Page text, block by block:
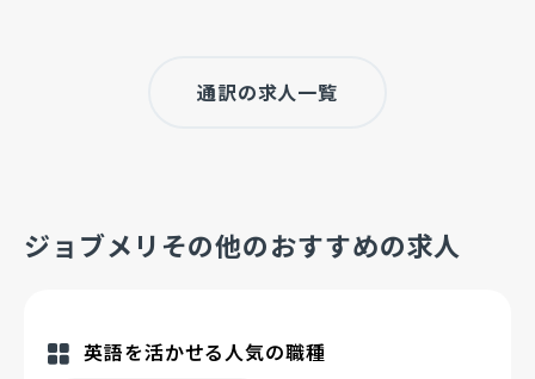
通訳の求人一覧
ジョブメリその他のおすすめの求人
英語を活かせる人気の職種